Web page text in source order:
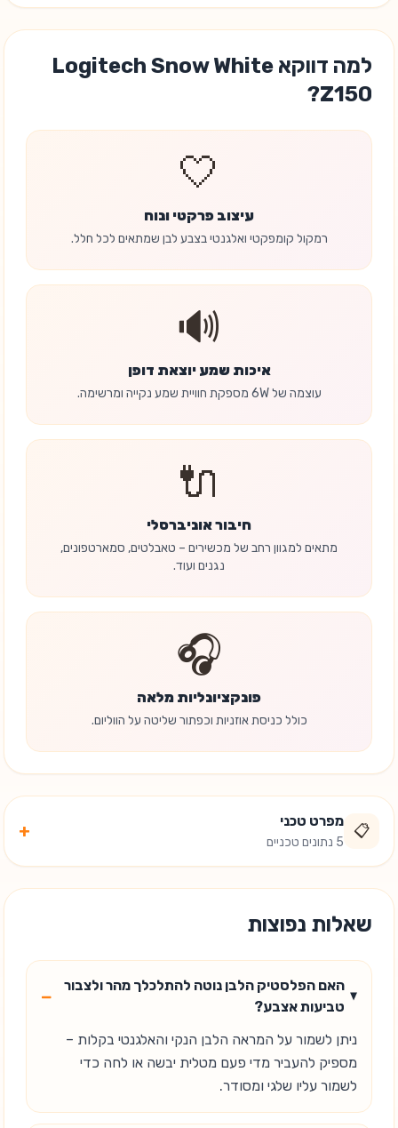
למה דווקא Logitech Snow White
Z150?
🤍
עיצוב פרקטי ונוח
רמקול קומפקטי ואלגנטי בצבע לבן שמתאים לכל חלל.
🔊
איכות שמע יוצאת דופן
עוצמה של 6W מספקת חוויית שמע נקייה ומרשימה.
🔌
חיבור אוניברסלי
מתאים למגוון רחב של מכשירים – טאבלטים, סמארטפונים,
נגנים ועוד.
🎧
פונקציונליות מלאה
כולל כניסת אוזניות וכפתור שליטה על הווליום.
📋
מפרט טכני
5 נתונים טכניים
+
שאלות נפוצות
האם הפלסטיק הלבן נוטה להתלכלך מהר ולצבור
טביעות אצבע?
−
ניתן לשמור על המראה הלבן הנקי והאלגנטי בקלות –
מספיק להעביר מדי פעם מטלית יבשה או לחה כדי
לשמור עליו שלגי ומסודר.